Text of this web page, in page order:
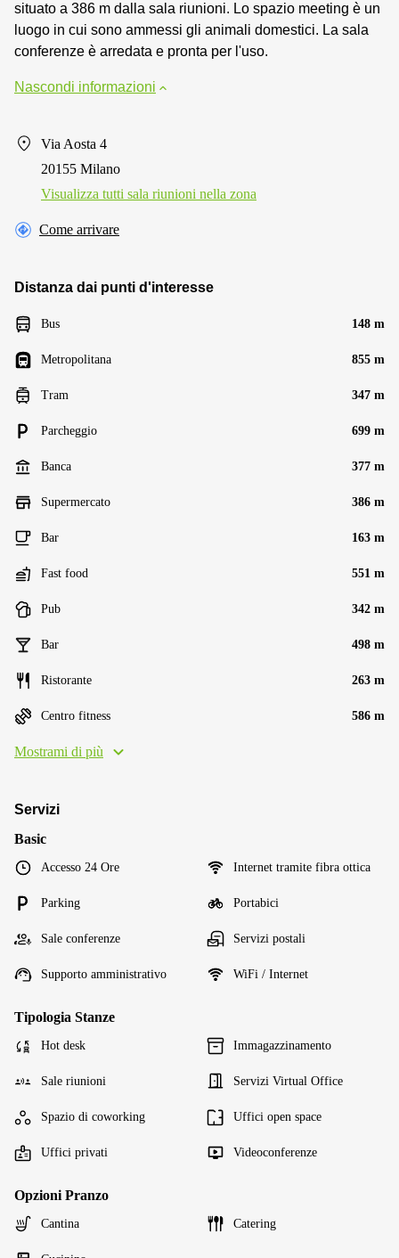
situato a 386 m dalla sala riunioni. Lo spazio meeting è un
luogo in cui sono ammessi gli animali domestici. La sala
conferenze è arredata e pronta per l'uso.
Nascondi informazioni
Via Aosta 4
20155 Milano
Visualizza tutti sala riunioni nella zona
Come arrivare
Distanza dai punti d'interesse
Bus 148 m
Metropolitana 855 m
Tram 347 m
Parcheggio 699 m
Banca 377 m
Supermercato 386 m
Bar 163 m
Fast food 551 m
Pub 342 m
Bar 498 m
Ristorante 263 m
Centro fitness 586 m
Mostrami di più
Servizi
Basic
Accesso 24 Ore Internet tramite fibra ottica
Parking Portabici
Sale conferenze Servizi postali
Supporto amministrativo WiFi / Internet
Tipologia Stanze
Hot desk Immagazzinamento
Sale riunioni Servizi Virtual Office
Spazio di coworking Uffici open space
Uffici privati Videoconferenze
Opzioni Pranzo
Cantina Catering